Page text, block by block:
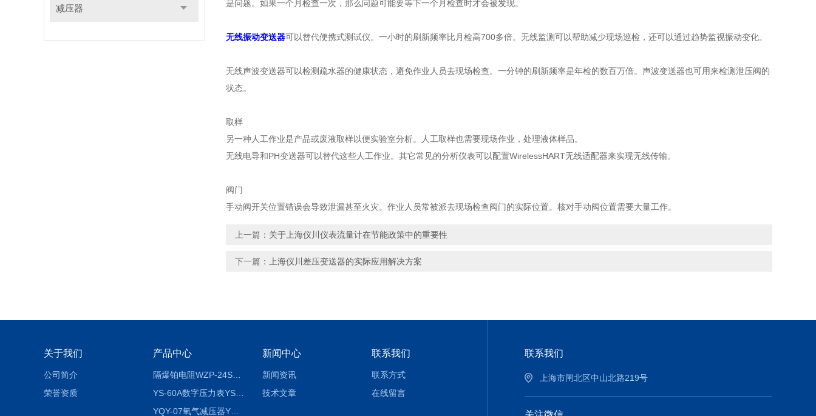
减压器
是问题。如果一个月检查一次，那么问题可能要等下一个月检查时才会被发现。
无线振动变送器可以替代便携式测试仪。一小时的刷新频率比月检高700多倍。无线监测可以帮助减少现场巡检，还可以通过趋势监视振动变化。
无线声波变送器可以检测疏水器的健康状态，避免作业人员去现场检查。一分钟的刷新频率是年检的数百万倍。声波变送器也可用来检测泄压阀的
状态。
取样
另一种人工作业是产品或废液取样以便实验室分析。人工取样也需要现场作业，处理液体样品。
无线电导和PH变送器可以替代这些人工作业。其它常见的分析仪表可以配置WirelessHART无线适配器来实现无线传输。
阀门
手动阀开关位置错误会导致泄漏甚至火灾。作业人员常被派去现场检查阀门的实际位置。核对手动阀位置需要大量工作。
上一篇： 关于上海仪川仪表流量计在节能政策中的重要性
下一篇： 上海仪川差压变送器的实际应用解决方案
关于我们
公司简介
荣誉资质
产品中心
隔爆铂电阻WZP-24SA隔爆铂电阻WZP-24SA/Pt100
YS-60A数字压力表YS-60A
YQY-07氧气减压器YQY-07
新闻中心
新闻资讯
技术文章
联系我们
联系方式
在线留言
联系我们
上海市闸北区中山北路219号